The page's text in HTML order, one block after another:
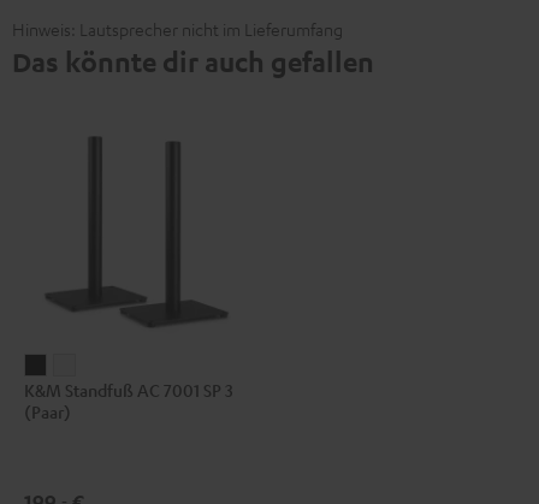
Hinweis: Lautsprecher nicht im Lieferumfang
Das könnte dir auch gefallen
Standfuß
AC
Standfuß
K&M Standfuß AC 7001 SP 3
(Paar)